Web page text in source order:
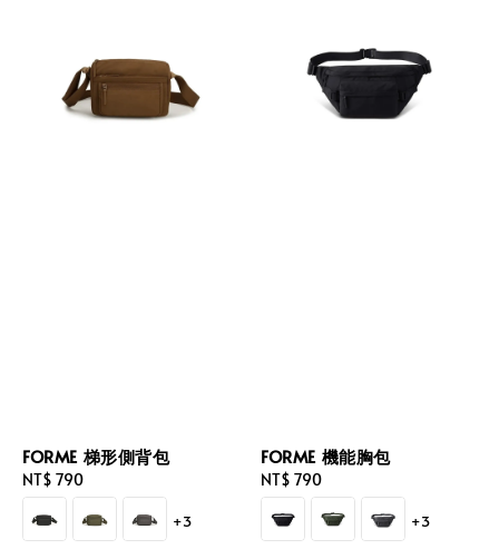
FORME 梯形側背包
Regular
price
NT$ 790
+3
FORME 機能胸包
Regular
price
NT$ 790
+3